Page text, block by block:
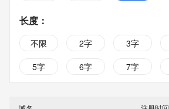
长度 ：
不限 2字 3字
5字
6字 7字